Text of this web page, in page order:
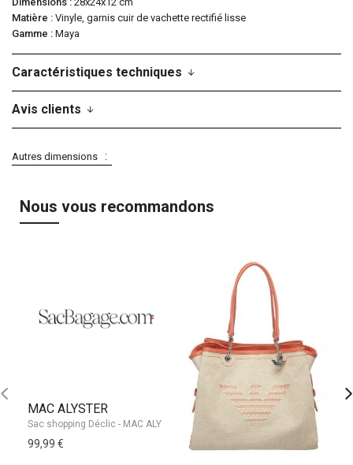
Matière
Vinyle, garnis cuir de vachette rectifié lisse
Gamme
Maya
Caractéristiques techniques
Avis clients
Autres dimensions
Nous vous recommandons
MAC ALYSTER
99,99 €